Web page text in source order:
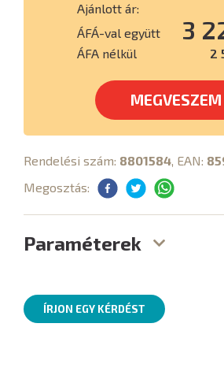
Ajánlott ár:
ÁFÁ-val együtt
3
ÁFA nélkül 2
MEGVESZEM
Rendelési szám: 8801584, EAN:
Megosztás:
Paraméterek
ÍRJON EGY KÉRDÉST